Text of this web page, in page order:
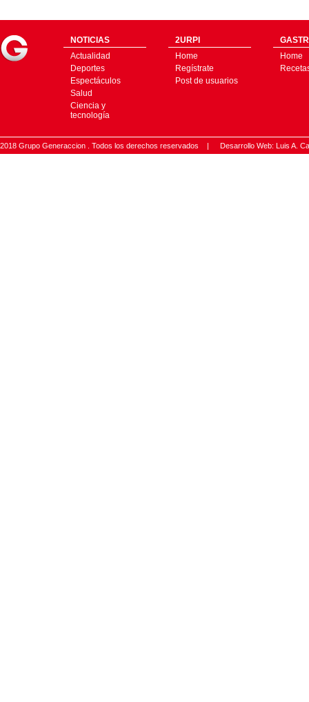
NOTICIAS
Actualidad
Deportes
Espectáculos
Salud
Ciencia y
tecnología
2URPI
Home
Regístrate
Post de usuarios
Home
2018 Grupo Generaccion . Todos los derechos reservados | Desarrollo Web: Luis